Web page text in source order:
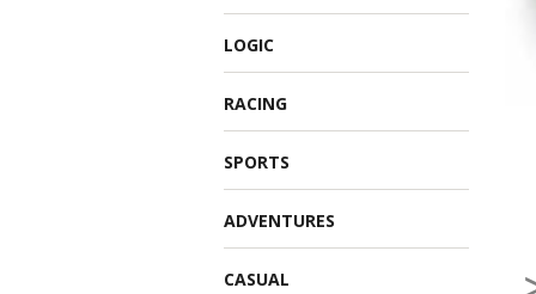
LOGIC
RACING
SPORTS
ADVENTURES
CASUAL